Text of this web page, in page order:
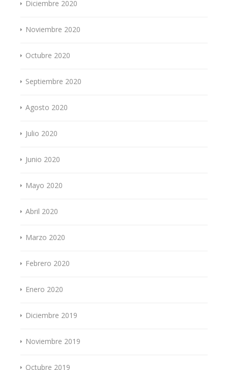
Diciembre 2020
Noviembre 2020
Octubre 2020
Septiembre 2020
Agosto 2020
Julio 2020
Junio 2020
Mayo 2020
Abril 2020
Marzo 2020
Febrero 2020
Enero 2020
Diciembre 2019
Noviembre 2019
Octubre 2019